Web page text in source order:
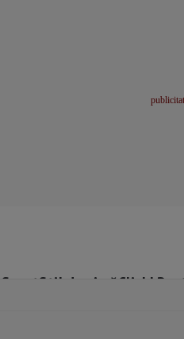
SportStil de viațăClick!